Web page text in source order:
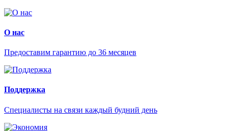
О нас
Предоставим гарантию до 36 месяцев
Поддержка
Специалисты на связи каждый будний день